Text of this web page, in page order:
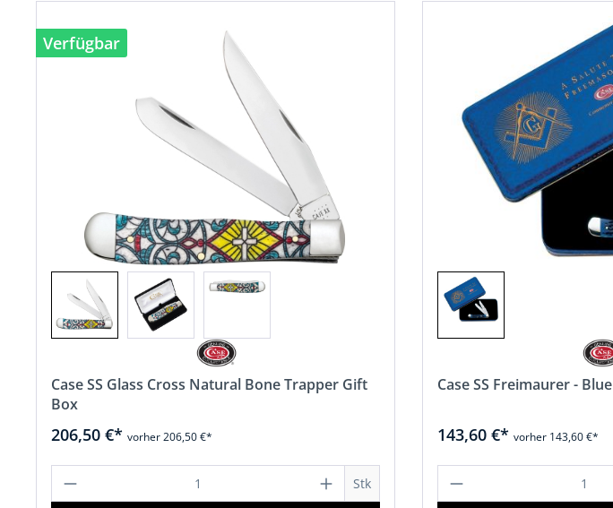
Verfügbar
Case SS Glass Cross Natural Bone Trapper Gift
Box
206,50 €* vorher 206,50 €*
Produkt Anzahl: Gib den gewünschten Wert ein oder
Stk
Case SS Freimaurer -
143,60 €*vorher 143,60 €*
Produkt